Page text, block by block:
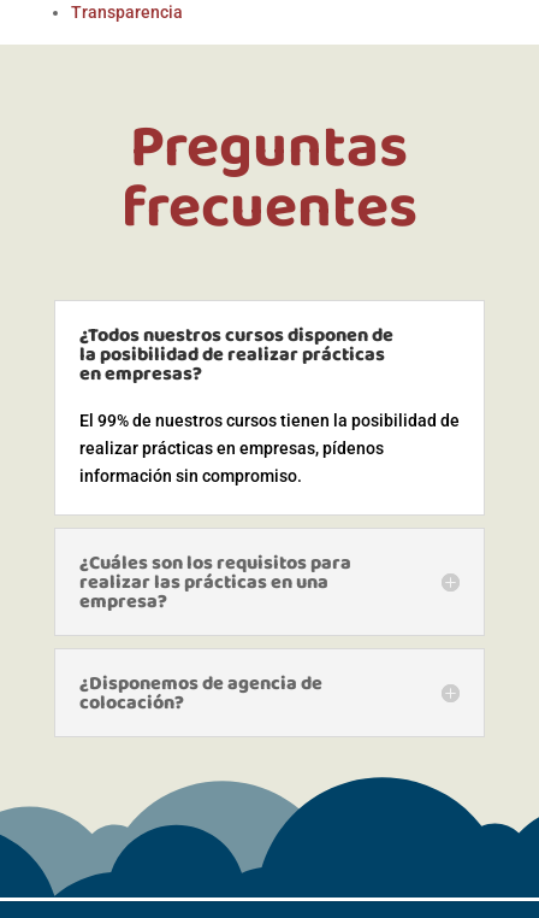
Transparencia
Preguntas
frecuentes
¿Todos nuestros cursos disponen de
la posibilidad de realizar prácticas
en empresas?
El 99% de nuestros cursos tienen la posibilidad de
realizar prácticas en empresas, pídenos
información sin compromiso.
¿Cuáles son los requisitos para
realizar las prácticas en una
empresa?
¿Disponemos de agencia de
colocación?